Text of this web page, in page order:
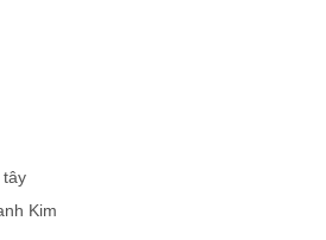
tây
Kim